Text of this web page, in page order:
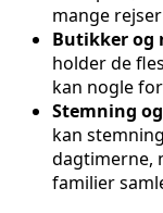
mange
Butikker og
holder de
kan nogle
Stemning
kan
dagtimerne,
familier